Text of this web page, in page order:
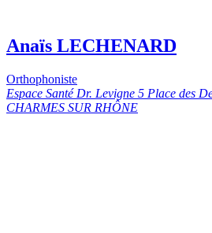
Anaïs LECHENARD
Orthophoniste
Espace Santé Dr. Levigne 5 Place des
CHARMES SUR RHÔNE